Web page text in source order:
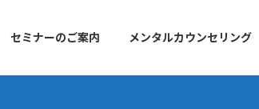
セミナーのご案内 メンタルカウンセリング